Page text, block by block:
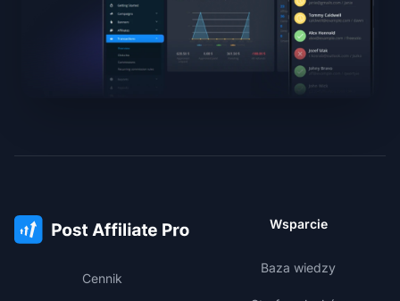
Cennik
Wsparcie
Baza wiedzy